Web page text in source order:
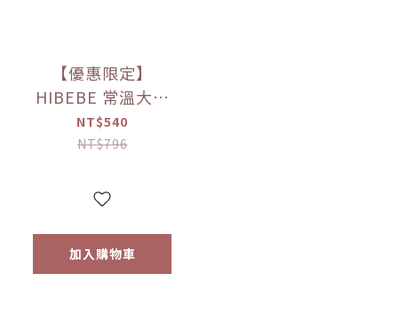
【優惠限定】
HIBEBE 常溫大寶
寶粥系列 雙花豬肉
粥/蓮藕雞肉粥/栗子
(四包入/組)（9個月
NT$540
NT$796
加入購物車